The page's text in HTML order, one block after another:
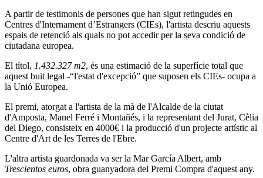
A partir de testimonis de persones que han sigut retingudes en
Centres d'Internament d’Estrangers (CIEs), l'artista descriu aquests
espais de retenció als quals no pot accedir per la seva condició de
ciutadana europea.
El títol, 1.432.327 m2, és una estimació de la superfície total que
aquest buit legal -“l'estat d'excepció” que suposen els CIEs- ocupa a
la Unió Europea.
El premi, atorgat a l'artista de la mà de l'Alcalde de la ciutat
d'Amposta, Manel Ferré i Montañés, i la representant del Jurat, Cèlia
del Diego, consisteix en 4000€ i la producció d'un projecte artístic al
Centre d'Art de les Terres de l'Ebre.
L'altra artista guardonada va ser la Mar García Albert, amb
Trescientos euros, obra guanyadora del Premi Compra d'aquest any.